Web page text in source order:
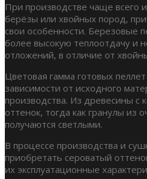
При производстве чаще всего
берёзы или хвойных пород,
свои особенности. Березовые
более высокую теплоотдачу и
отложений, в отличие от
Цветовая гамма готовых пеллет
зависимости от исходного
производства. Из древесины с
оттенок, тогда как гранулы
получаются светлыми.
В процессе производства и
приобретать сероватый
их эксплуатационные